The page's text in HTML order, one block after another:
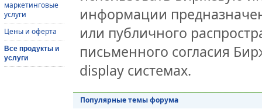
маркетинговые
услуги
Цены и оферта
Все продукты и
услуги
информации
или публичного
письменного согласия
display системах.
Популярные темы форума